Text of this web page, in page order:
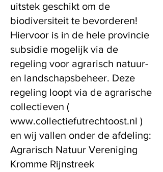
uitstek geschikt om de
biodiversiteit te bevorderen!
Hiervoor is in de hele provincie
subsidie mogelijk via de
regeling voor agrarisch natuur-
en landschapsbeheer. Deze
regeling loopt via de agrarische
collectieven (
www.collectiefutrechtoost.nl )
en wij vallen onder de afdeling:
Agrarisch Natuur Vereniging
Kromme Rijnstreek